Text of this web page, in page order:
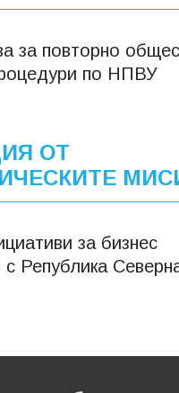
за повторно
по НПВУ
ОТ
за бизнес
с Република